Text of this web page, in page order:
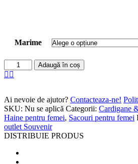
Marime
Adaugă în coș
Ai nevoie de ajutor? Contacteaza-ne!
SKU: Nu se aplică Categorii: Cardigane
Haine pentru femei, Sacouri pentru femei
outlet Souvenir
DISTRIBUIE PRODUS